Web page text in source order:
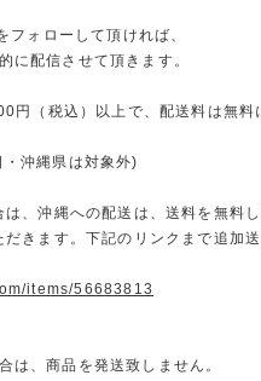
ォローして頂ければ、
に配信させて頂きます。
円（税込）以上で、配送料は無料
沖縄県は対象外)
、沖縄への配送は、送料を無料
きます。下記のリンクまで追加
items/56683813
は、商品を発送致しません。